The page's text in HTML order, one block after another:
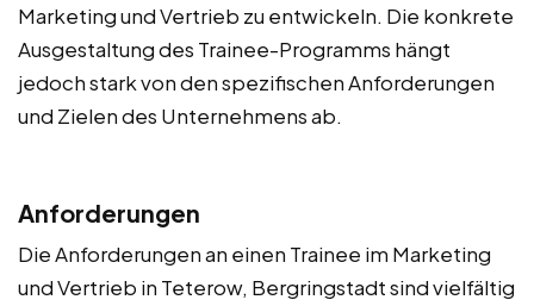
Marketing und Vertrieb zu entwickeln. Die konkrete
Ausgestaltung des Trainee-Programms hängt
jedoch stark von den spezifischen Anforderungen
und Zielen des Unternehmens ab.
Anforderungen
Die Anforderungen an einen Trainee im Marketing
und Vertrieb in Teterow, Bergringstadt sind vielfältig